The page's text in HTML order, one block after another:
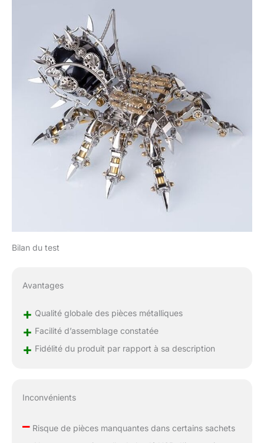
être utilisé pour des
décorations ou des
ornements dans le
salon, la chambre, le
café, etc. C'est le
meilleur choix pour les
personnes qui aiment
l'artisanat et les loisirs.
Bilan du test
Avantages
+ Qualité globale des pièces métalliques
+ Facilité d’assemblage constatée
+ Fidélité du produit par rapport à sa description
Inconvénients
–Risque de pièces manquantes dans certains sachets